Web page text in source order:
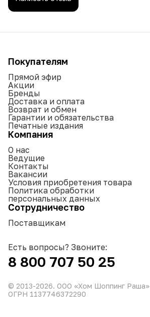
Покупателям
Прямой эфир
Акции
Бренды
Доставка и оплата
Возврат и обмен
Гарантии и обязательства
Печатные издания
Компания
О нас
Ведущие
Контакты
Вакансии
Условия приобретения товара
Политика обработки
персональных данных
Сотрудничество
Поставщикам
Есть вопросы? Звоните:
8 800 707 50 25
© 2013-2026. ООО «Хом Шоппинг Раша»
ОГРН 1137746372290